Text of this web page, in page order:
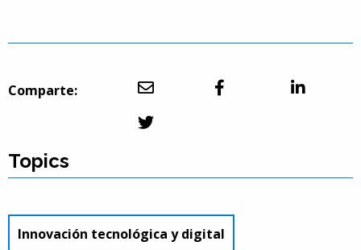
Comparte:
Topics
Innovación tecnológica y digital